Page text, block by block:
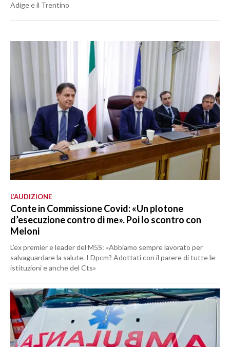
Adige e il Trentino
L’AUDIZIONE
Conte in Commissione Covid: «Un plotone
d’esecuzione contro di me». Poi lo scontro con
Meloni
L’ex premier e leader del M5S: «Abbiamo sempre lavorato per
salvaguardare la salute. I Dpcm? Adottati con il parere di tutte le
istituzioni e anche del Cts»